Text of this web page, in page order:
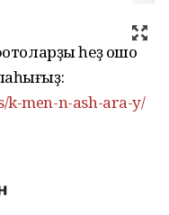
һеҙ ошо
k-men-n-ash-ara-y/